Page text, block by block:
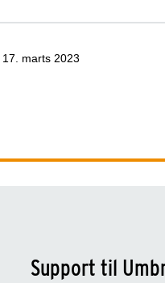
17. marts 2023
Support til